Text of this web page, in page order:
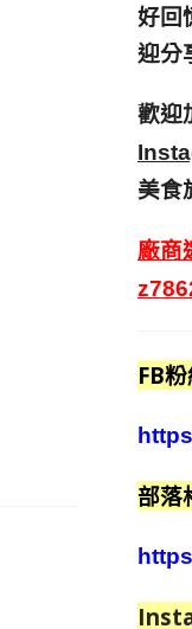
好回
迎分
歡迎
美食
廠商
FB
部落